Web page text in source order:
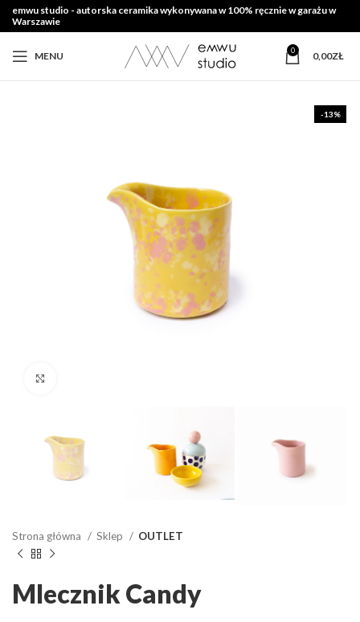
emwu studio - autorska ceramika wykonywana w 100% ręcznie w garażu w
Warszawie
MENU 0 0,00ZŁ
-13%
Strona główna Sklep OUTLET
Mlecznik Candy